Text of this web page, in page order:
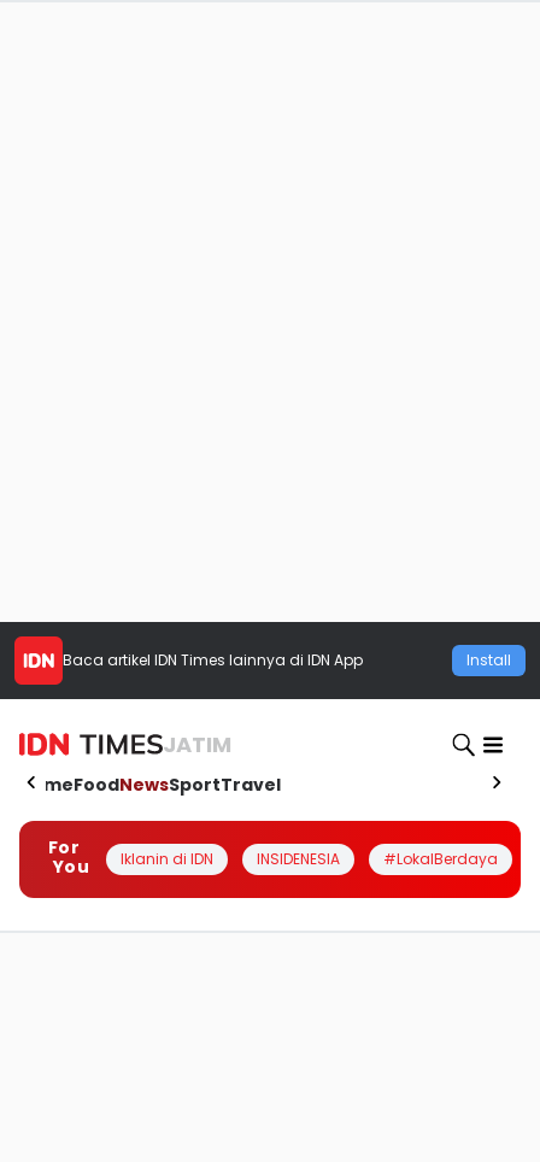
Baca artikel IDN Times lainnya di IDN App Install
JATIM
HomeFoodNewsSportTravel
For
You
Iklanin di IDN INSIDENESIA #LokalBerdaya